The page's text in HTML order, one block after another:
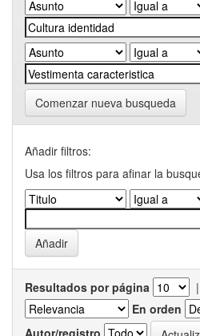
Comenzar nueva busqueda
Añadir filtros:
Usa los filtros para afinar la
Resultados por página |
En orden
Autor/registro